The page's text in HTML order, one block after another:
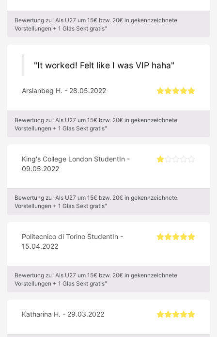
Bewertung zu "Als U27 um 15€ bzw. 20€ in gekennzeichnete
Vorstellungen + 1 Glas Sekt gratis"
It worked! Felt like I was VIP haha
Arslanbeg H. - 28.05.2022
Bewertung zu "Als U27 um 15€ bzw. 20€ in gekennzeichnete
Vorstellungen + 1 Glas Sekt gratis"
King's College London StudentIn -
09.05.2022
Bewertung zu "Als U27 um 15€ bzw. 20€ in gekennzeichnete
Vorstellungen + 1 Glas Sekt gratis"
Politecnico di Torino StudentIn -
15.04.2022
Bewertung zu "Als U27 um 15€ bzw. 20€ in gekennzeichnete
Vorstellungen + 1 Glas Sekt gratis"
Katharina H. - 29.03.2022